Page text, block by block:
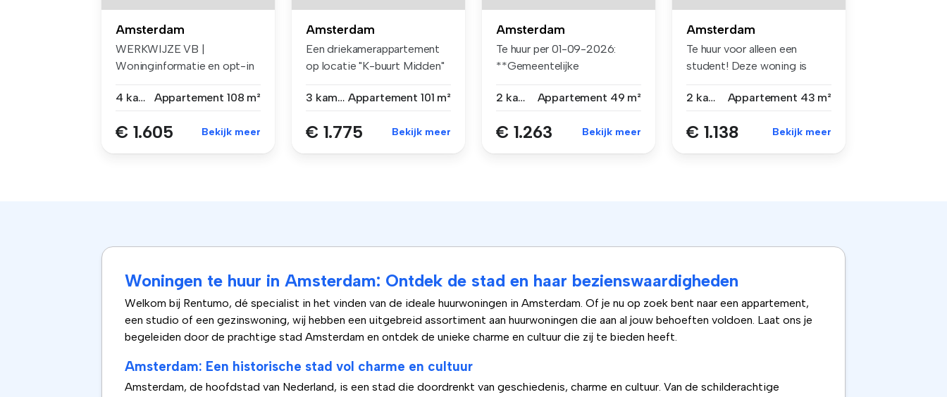
Amsterdam
WERKWIJZE VB |
Woninginformatie en opt-in
4 kamers
Appartement 108 m²
€ 1.605 Bekijk meer
Amsterdam
Een driekamerappartement
op locatie "K-buurt Midden"
3 kamers Appartement 101 m²
€ 1.775 Bekijk meer
Amsterdam
Te huur per 01-09-2026:
**Gemeentelijke
2 kamers
Appartement 49 m²
€ 1.263 Bekijk meer
Amsterdam
Te huur voor alleen een
student! Deze woning is
2 kamers
Appartement 43 m²
€ 1.138 Bekijk meer
Woningen te huur in Amsterdam: Ontdek de stad en haar bezienswaardigheden
Welkom bij Rentumo, dé specialist in het vinden van de ideale huurwoningen in Amsterdam. Of je nu op zoek bent naar een appartement,
een studio of een gezinswoning, wij hebben een uitgebreid assortiment aan huurwoningen die aan al jouw behoeften voldoen. Laat ons je
begeleiden door de prachtige stad Amsterdam en ontdek de unieke charme en cultuur die zij te bieden heeft.
Amsterdam: Een historische stad vol charme en cultuur
Amsterdam, de hoofdstad van Nederland, is een stad die doordrenkt van geschiedenis, charme en cultuur. Van de schilderachtige